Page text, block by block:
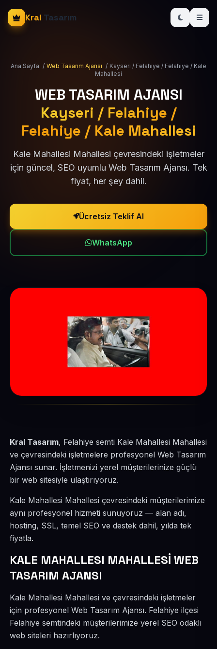
Kral Tasarım
Ana Sayfa / Web Tasarım Ajansı / Kayseri / Felahiye / Felahiye / Kale
Mahallesi
WEB TASARIM AJANSI
Kayseri / Felahiye /
Felahiye / Kale Mahallesi
Kale Mahallesi Mahallesi çevresindeki işletmeler
için güncel, SEO uyumlu Web Tasarım Ajansı. Tek
fiyat, her şey dahil.
Ücretsiz Teklif Al
WhatsApp
Kral Tasarım, Felahiye semti Kale Mahallesi Mahallesi
ve çevresindeki işletmelere profesyonel Web Tasarım
Ajansı sunar. İşletmenizi yerel müşterilerinize güçlü
bir web sitesiyle ulaştırıyoruz.
Kale Mahallesi Mahallesi çevresindeki müşterilerimize
aynı profesyonel hizmeti sunuyoruz — alan adı,
hosting, SSL, temel SEO ve destek dahil, yılda tek
fiyatla.
KALE MAHALLESI MAHALLESİ WEB
TASARIM AJANSI
Kale Mahallesi Mahallesi ve çevresindeki işletmeler
için profesyonel Web Tasarım Ajansı. Felahiye ilçesi
Felahiye semtindeki müşterilerimize yerel SEO odaklı
web siteleri hazırlıyoruz.